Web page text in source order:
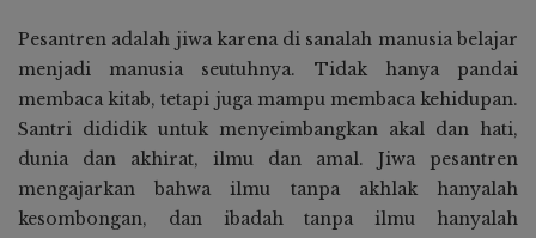
Pesantren adalah jiwa karena di sanalah manusia belajar
menjadi manusia seutuhnya. Tidak hanya pandai
membaca kitab, tetapi juga mampu membaca kehidupan.
Santri dididik untuk menyeimbangkan akal dan hati,
dunia dan akhirat, ilmu dan amal. Jiwa pesantren
mengajarkan bahwa ilmu tanpa akhlak hanyalah
kesombongan, dan ibadah tanpa ilmu hanyalah